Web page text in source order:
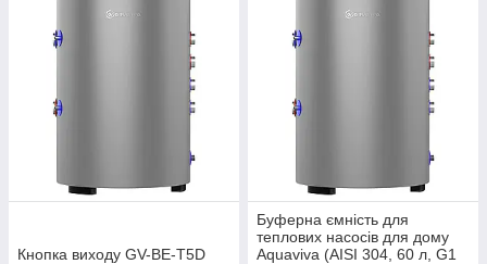
Кнопка виходу GV-BE-T5D
Буферна ємність для
теплових насосів для дому
Aquaviva (AISI 304, 60 л, G1